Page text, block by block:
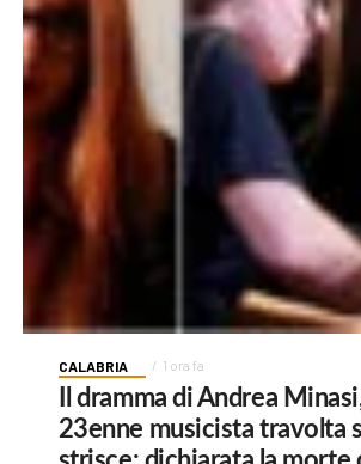
CALABRIA 1 ora fa
Il dramma di Andrea
23enne musicista travolta